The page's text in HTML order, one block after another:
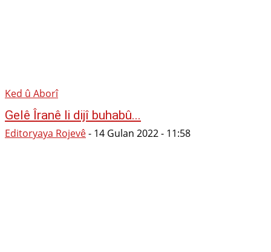
Ked û Aborî
Gelê Îranê li dijî buhabû...
Editoryaya Rojevê- 14 Gulan 2022 - 11:58